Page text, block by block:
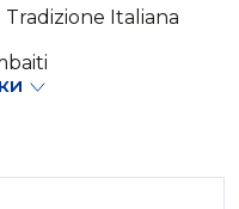
Italiana